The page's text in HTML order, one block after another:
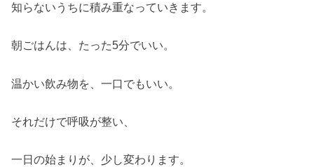
知らないうちに積み重なっていきます。
朝ごはんは、たった5分でいい。
温かい飲み物を、一口でもいい。
それだけで呼吸が整い、
一日の始まりが、少し変わります。